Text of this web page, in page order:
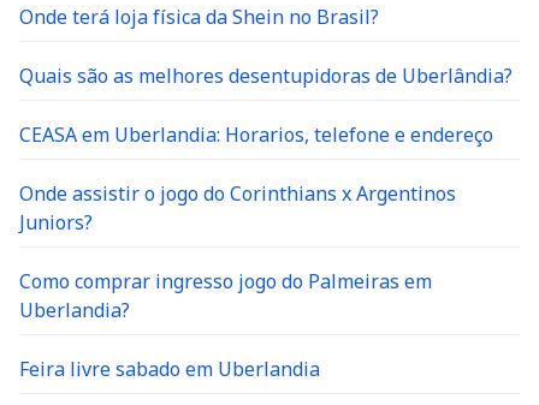
Onde terá loja física da Shein no Brasil?
Quais são as melhores desentupidoras de Uberlândia?
CEASA em Uberlandia: Horarios, telefone e endereço
Onde assistir o jogo do Corinthians x Argentinos
Juniors?
Como comprar ingresso jogo do Palmeiras em
Uberlandia?
Feira livre sabado em Uberlandia